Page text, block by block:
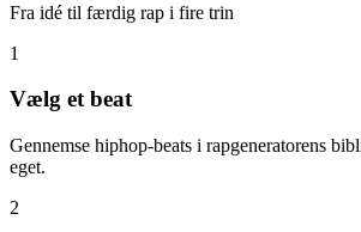
Fra idé til færdig rap i fire trin
1
Vælg et beat
Gennemse hiphop-beats i rapgeneratorens
eget.
2